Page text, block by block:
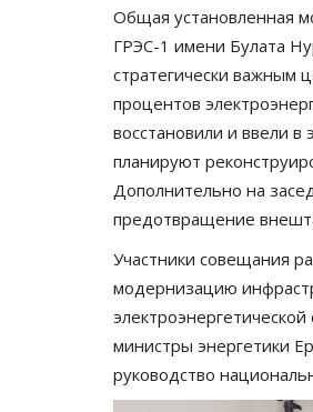
Общая установленная
ГРЭС-1 имени Булата
стратегически важным
процентов
восстановили и ввели
планируют
Дополнительно на
предотвращение
Участники совещания
модернизацию
министры энергетики
руководство